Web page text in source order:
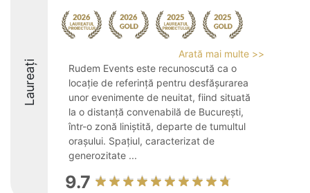
Laureați
Arată mai multe >>
Rudem Events este recunoscută ca o
locație de referință pentru desfășurarea
unor evenimente de neuitat, fiind situată
la o distanță convenabilă de București,
într-o zonă liniștită, departe de tumultul
orașului. Spațiul, caracterizat de
generozitate ...
9.7